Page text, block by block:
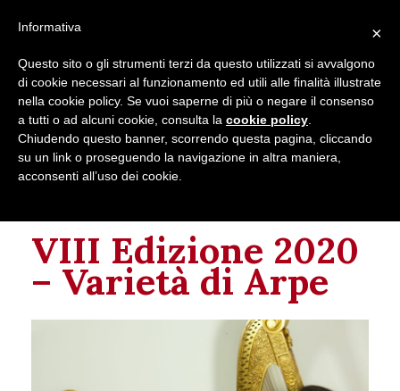
VIII Edizione 2020
– Varietà di Arpe
×
Informativa
Questo sito o gli strumenti terzi da questo utilizzati si avvalgono
di cookie necessari al funzionamento ed utili alle finalità illustrate
nella cookie policy. Se vuoi saperne di più o negare il consenso
a tutti o ad alcuni cookie, consulta la cookie policy
Chiudendo questo banner, scorrendo questa pagina, cliccando
su un link o proseguendo la navigazione in altra maniera,
acconsenti all’uso dei cookie.